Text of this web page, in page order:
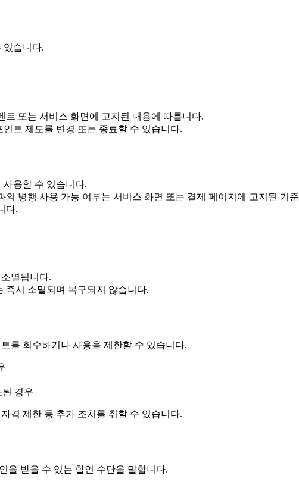
있습니다.
트 또는 서비스 화면에 고지된 내용에 따릅니다.
트 제도를 변경 또는 종료할 수 있습니다.
사용할 수 있습니다.
의 병행 사용 가능 여부는 서비스 화면 또는 결제 페이지에 고지된 기
다.
멸됩니다.
즉시 소멸되며 복구되지 않습니다.
를 회수하거나 사용을 제한할 수 있습니다.
된 경우
격 제한 등 추가 조치를 취할 수 있습니다.
을 받을 수 있는 할인 수단을 말합니다.